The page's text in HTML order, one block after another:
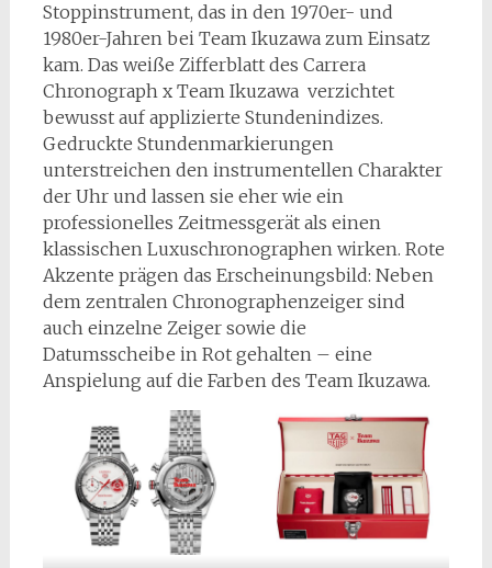
Stoppinstrument, das in den 1970er- und
1980er-Jahren bei Team Ikuzawa zum Einsatz
kam. Das weiße Zifferblatt des Carrera
Chronograph x Team Ikuzawa verzichtet
bewusst auf applizierte Stundenindizes.
Gedruckte Stundenmarkierungen
unterstreichen den instrumentellen Charakter
der Uhr und lassen sie eher wie ein
professionelles Zeitmessgerät als einen
klassischen Luxuschronographen wirken. Rote
Akzente prägen das Erscheinungsbild: Neben
dem zentralen Chronographenzeiger sind
auch einzelne Zeiger sowie die
Datumsscheibe in Rot gehalten – eine
Anspielung auf die Farben des Team Ikuzawa.